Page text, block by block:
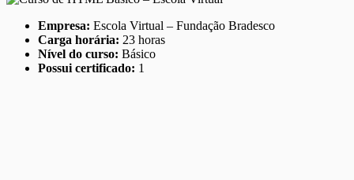
Empresa: Escola Virtual – Fundação Bradesco
Carga horária: 23 horas
Nível do curso: Básico
Possui certificado: 1